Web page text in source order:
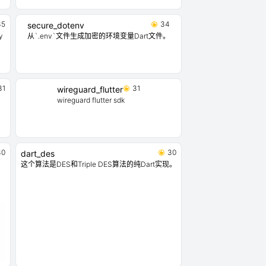
secure_dotenv
34
从`.env`文件生成加密的环境变量Dart文件。
wireguard_flutter
31
wireguard flutter sdk
dart_des
30
这个算法是DES和Triple DES算法的纯Dart实现。